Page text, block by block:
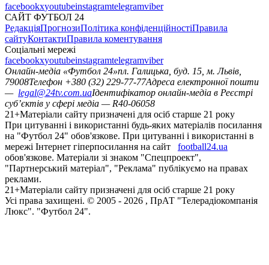
facebookxyoutubeinstagramtelegramviber
САЙТ ФУТБОЛ 24
РедакціяПрогнозиПолітика конфіденційностіПравила
сайтуКонтактиПравила коментування
Соціальні мережі
facebookxyoutubeinstagramtelegramviber
Онлайн-медіа «Футбол 24»пл. Галицька, буд. 15, м. Львів,
79008Телефон +380 (32) 229-77-77Адреса електронної пошти
— legal@24tv.com.uaІдентифікатор онлайн-медіа в Реєстрі
суб’єктів у сфері медіа — R40-06058
21+Матеріали сайту призначені для осіб старше 21 року
При цитуванні і використанні будь-яких матеріалів посилання
на "Футбол 24" обов'язкове. При цитуванні і використанні в
мережі Інтернет гіперпосилання на сайт
football24.ua
обов'язкове. Матеріали зі знаком "Спецпроект",
"Партнерський матеріал", "Реклама" публікуємо на правах
реклами.
21+Матеріали сайту призначені для осіб старше 21 року
Усi права захищенi. © 2005 - 2026 , ПрАТ "Телерадіокомпанія
Люкс". "Футбол 24".